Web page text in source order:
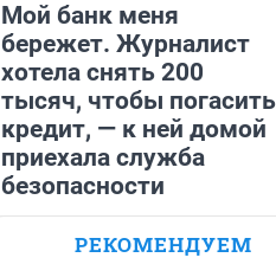
Мой банк меня
бережет. Журналист
хотела снять 200
тысяч, чтобы погасить
кредит, — к ней домой
приехала служба
безопасности
Ксения Владимирская
РЕКОМЕНДУЕМ